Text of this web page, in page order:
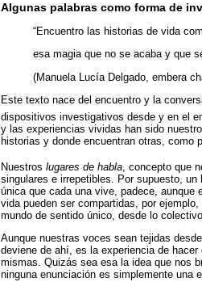
Algunas palabras como forma de
“Encuentro las historias de vida
esa magia que no se acaba y que
(Manuela Lucía Delgado, embera
Este texto nace del encuentro y la
dispositivos investigativos desde y en el
y las experiencias vividas han sido
historias y donde encuentran otras, como
Nuestros lugares de habla , concepto que
singulares e irrepetibles. Por supuesto,
única que cada una vive, padece,
vida pueden ser compartidas, por
mundo de sentido único, desde lo
Aunque nuestras voces sean tejidas
deviene de ahí, es la experiencia de
mismas. Quizás sea esa la idea que nos
ninguna enunciación es simplemente una